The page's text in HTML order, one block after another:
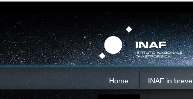
contenuti.
Salta
alla
navigazione
Home INAF in breve